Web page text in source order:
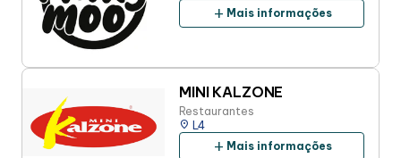
add Mais informações
MINI KALZONE
Restaurantes
place L4
add Mais informações